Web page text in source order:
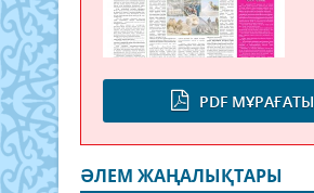
PDF МҰРАҒАТЫ
ӘЛЕМ ЖАҢАЛЫҚТАРЫ